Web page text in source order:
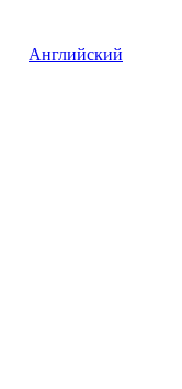
Английский